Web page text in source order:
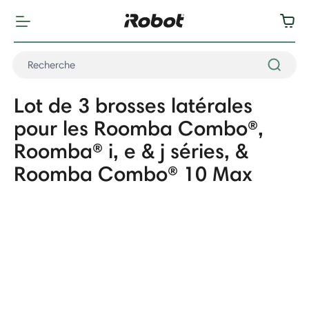
Lot de 3 brosses latérales
pour les Roomba Combo®,
Roomba® i, e & j séries, &
Roomba Combo® 10 Max